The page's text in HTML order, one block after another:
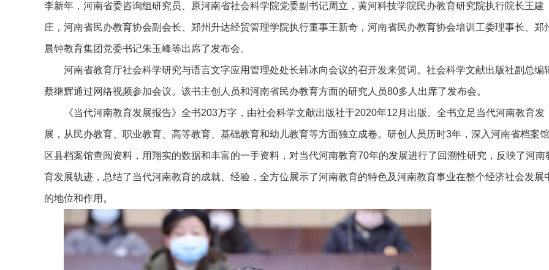
李新年，河南省委咨询组研究员、原河南省社会科学院党委副书记周立，黄河科技学院民办教育研究院执行院长王建
庄，河南省民办教育协会副会长、郑州升达经贸管理学院执行董事王新奇，河南省民办教育协会培训工委理事长、郑
晨钟教育集团党委书记朱玉峰等出席了发布会。
河南省教育厅社会科学研究与语言文字应用管理处处长韩冰向会议的召开发来贺词。社会科学文献出版社副总编
蔡继辉通过网络视频参加会议。该书主创人员和河南省民办教育方面的研究人员80多人出席了发布会。
《当代河南教育发展报告》全书203万字，由社会科学文献出版社于2020年12月出版。全书立足当代河南教育发
展，从民办教育、职业教育、高等教育、基础教育和幼儿教育等方面独立成卷。研创人员历时3年，深入河南省档案
区县档案馆查阅资料，用翔实的数据和丰富的一手资料，对当代河南教育70年的发展进行了回溯性研究，反映了河南
育发展轨迹，总结了当代河南教育的成就、经验，全方位展示了河南教育的特色及河南教育事业在整个经济社会发展
的地位和作用。